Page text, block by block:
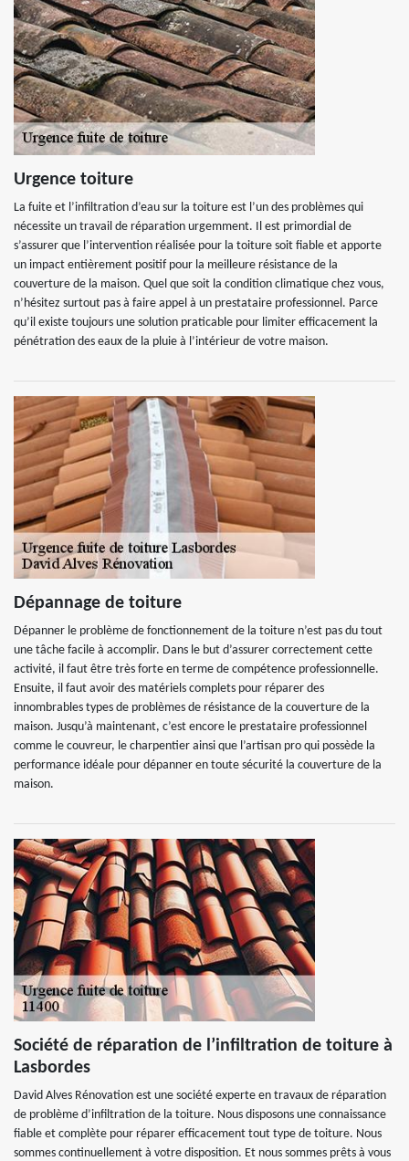
Urgence toiture
La fuite et l’infiltration d’eau sur la toiture est l’un des problèmes qui
nécessite un travail de réparation urgemment. Il est primordial de
s’assurer que l’intervention réalisée pour la toiture soit fiable et apporte
un impact entièrement positif pour la meilleure résistance de la
couverture de la maison. Quel que soit la condition climatique chez vous,
n’hésitez surtout pas à faire appel à un prestataire professionnel. Parce
qu’il existe toujours une solution praticable pour limiter efficacement la
pénétration des eaux de la pluie à l’intérieur de votre maison.
Dépannage de toiture
Dépanner le problème de fonctionnement de la toiture n’est pas du tout
une tâche facile à accomplir. Dans le but d’assurer correctement cette
activité, il faut être très forte en terme de compétence professionnelle.
Ensuite, il faut avoir des matériels complets pour réparer des
innombrables types de problèmes de résistance de la couverture de la
maison. Jusqu’à maintenant, c’est encore le prestataire professionnel
comme le couvreur, le charpentier ainsi que l’artisan pro qui possède la
performance idéale pour dépanner en toute sécurité la couverture de la
maison.
Société de réparation de l’infiltration de toiture à
Lasbordes
David Alves Rénovation est une société experte en travaux de réparation
de problème d’infiltration de la toiture. Nous disposons une connaissance
fiable et complète pour réparer efficacement tout type de toiture. Nous
sommes continuellement à votre disposition. Et nous sommes prêts à vous